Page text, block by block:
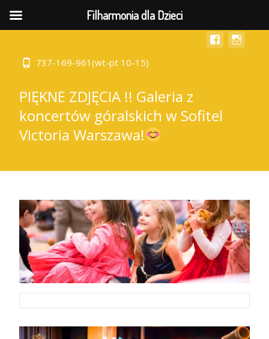
737-169-961(wt-pt 10-15)
PIĘKNE ZDJĘCIA !! Galeria z
koncertów góralskich w Sofitel
Victoria Warszawa!
Filharmonia dla Dzieci